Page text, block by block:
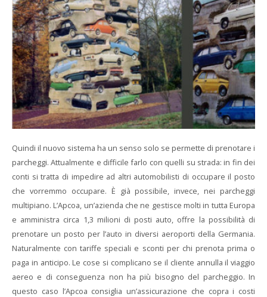
Quindi il nuovo sistema ha un senso solo se permette di prenotare i
parcheggi. Attualmente e difficile farlo con quelli su strada: in fin dei
conti si tratta di impedire ad altri automobilisti di occupare il posto
che vorremmo occupare. È già possibile, invece, nei parcheggi
multipiano. L’Apcoa, un’azienda che ne gestisce molti in tutta Europa
e amministra circa 1,3 milioni di posti auto, offre la possibilità di
prenotare un posto per l’auto in diversi aeroporti della Germania.
Naturalmente con tariffe speciali e sconti per chi prenota prima o
paga in anticipo. Le cose si complicano se il cliente annulla il viaggio
aereo e di conseguenza non ha più bisogno del parcheggio. In
questo caso l’Apcoa consiglia un’assicurazione che copra i costi